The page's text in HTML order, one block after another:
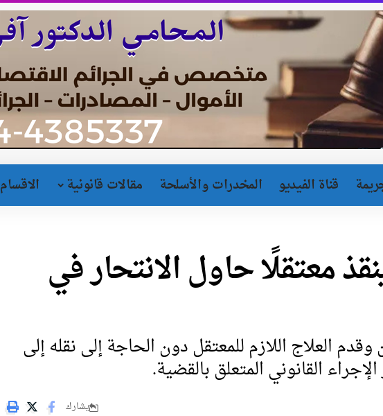
قناة الفيديو المخدرات والأسلحة مقالات قانونية الاقسام
معتقلًا حاول الانتحار في
العلاج اللازم للمعتقل دون الحاجة إلى نقله إلى
القانوني المتعلق بالقضية.
يشارك